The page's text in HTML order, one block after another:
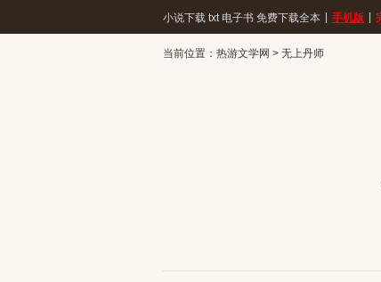
小说下载 txt 电子书 免费下载全本 手机版
当前位置： 热游文学网 > 无上丹师